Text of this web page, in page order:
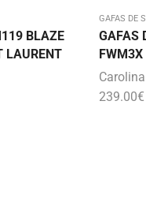
BLAZE
LAURENT
GAFAS DE
GAFAS
FWM3X
239.00€